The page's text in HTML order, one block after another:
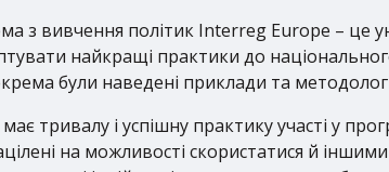
з вивчення політик Interreg Europe – це
найкращі практики до
були наведені приклади та
тривалу і успішну практику участі у
на можливості скористатися й